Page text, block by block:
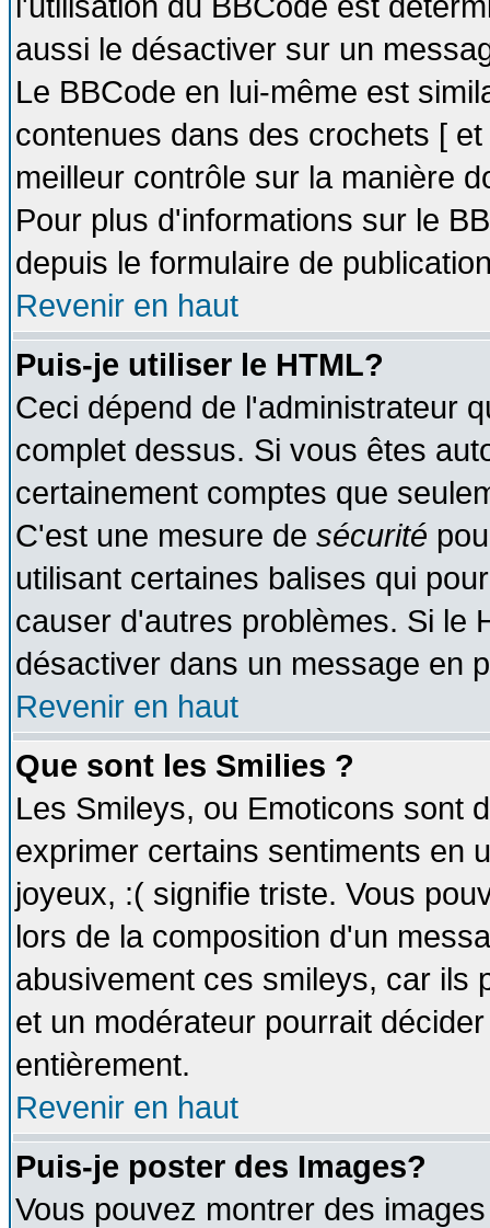
aussi le désactiver sur un
Le BBCode en lui-même est
contenues dans des crochets [
meilleur contrôle sur la manière
Pour plus d'informations sur le
depuis le formulaire de
Revenir en haut
Puis-je utiliser le HTML?
Ceci dépend de l'administrateur
complet dessus. Si vous êtes
certainement comptes que
C'est une mesure de sécurité
utilisant certaines balises qui
causer d'autres problèmes. Si le
désactiver dans un message en
Revenir en haut
Que sont les Smilies ?
Les Smileys, ou Emoticons sont
exprimer certains sentiments en
joyeux, :( signifie triste. Vous
lors de la composition d'un
abusivement ces smileys, car ils
et un modérateur pourrait
entièrement.
Revenir en haut
Puis-je poster des Images?
Vous pouvez montrer des